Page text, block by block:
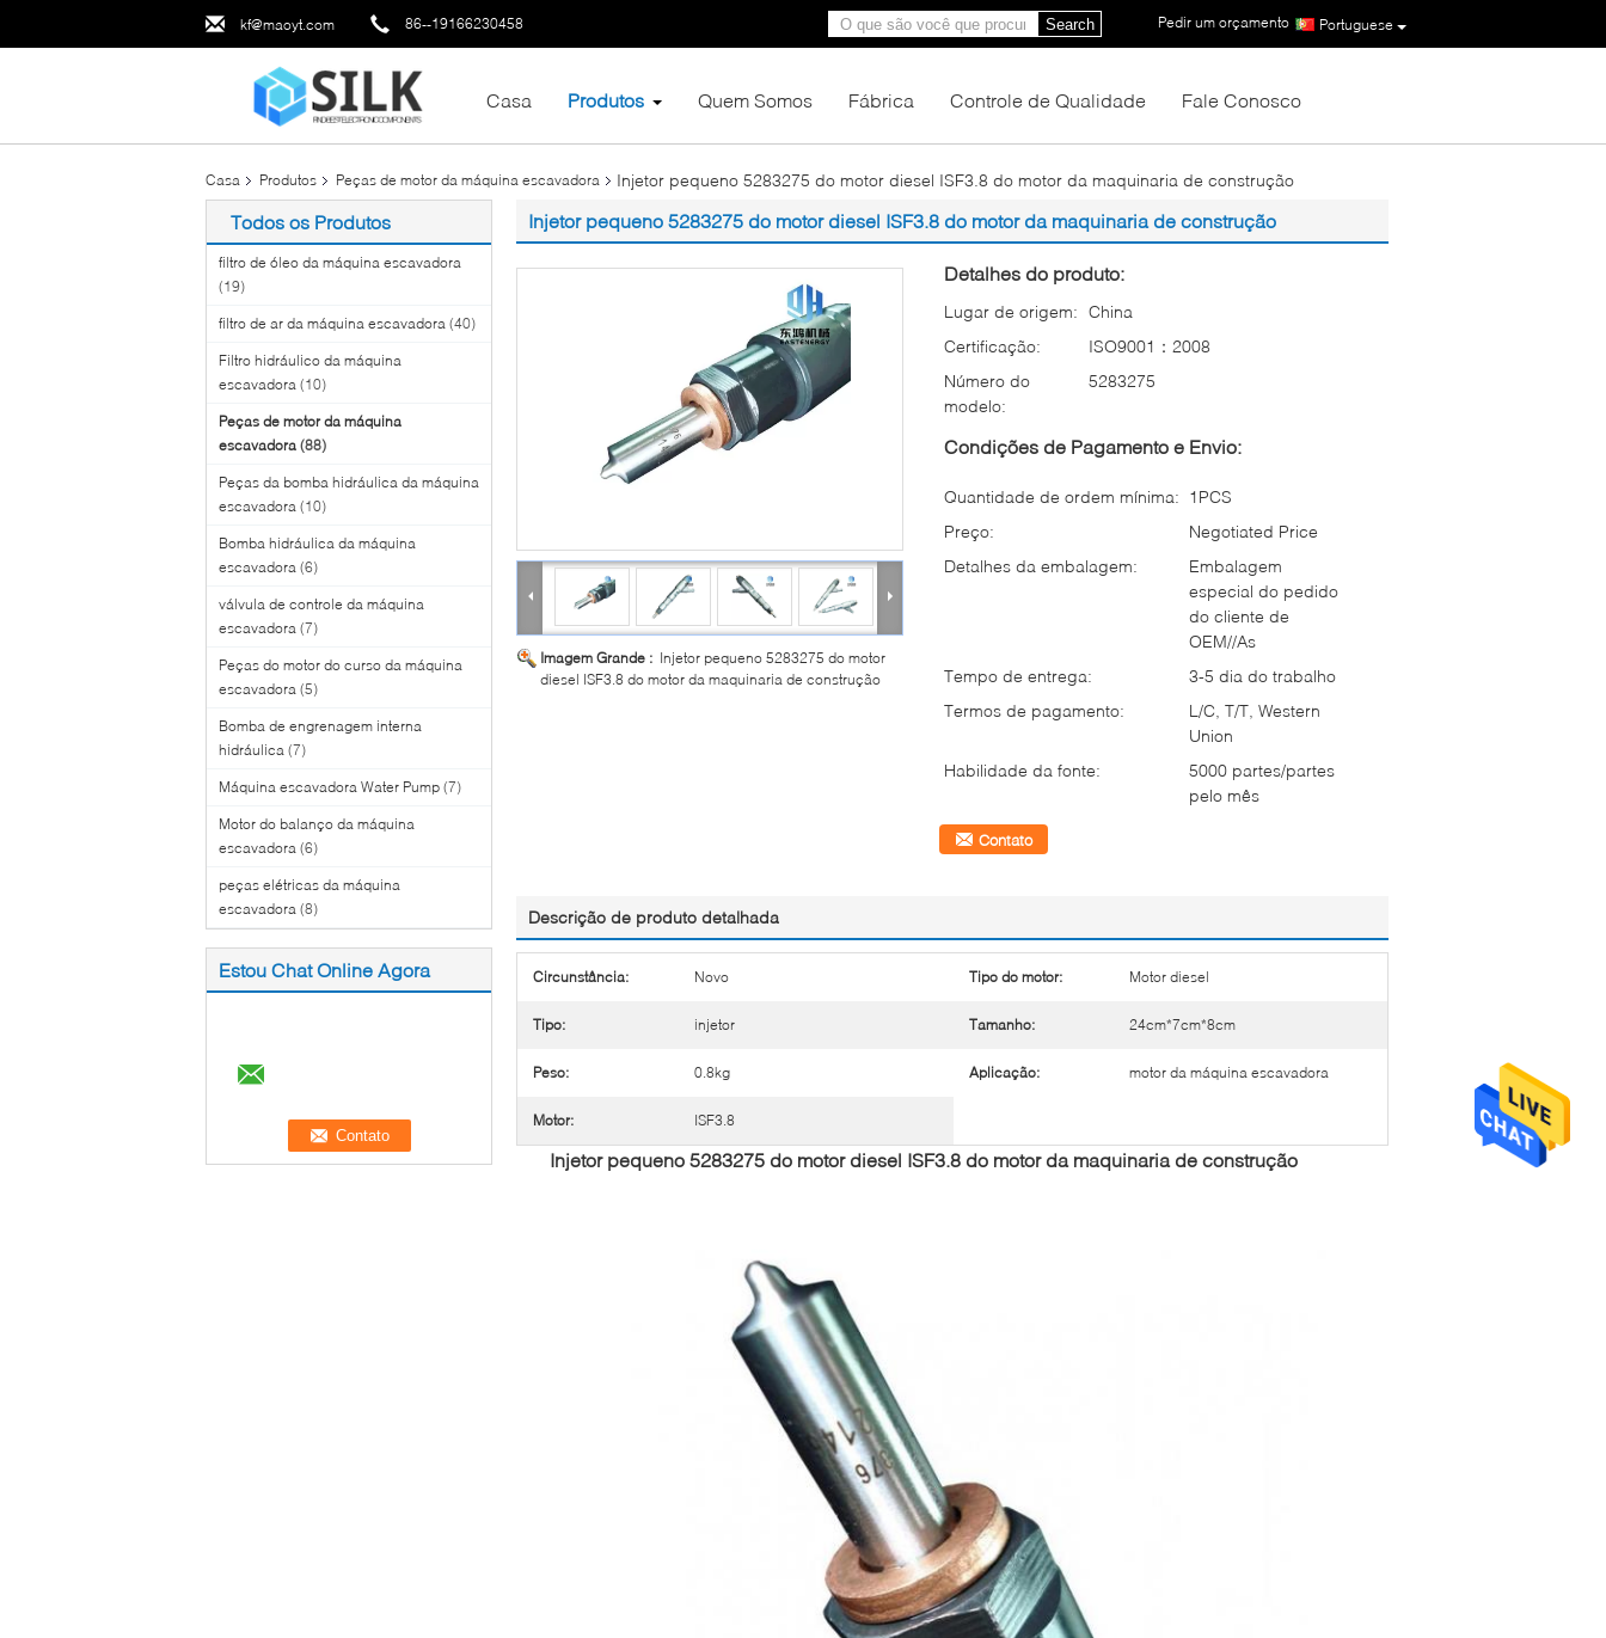
kf@maoyt.com 86--19166230458 Portuguese
Pedir um orçamento |
Search
Casa Produtos Quem Somos Fábrica Controle de Qualidade Fale Conosco
Casa Produtos Peças de motor da máquina escavadora Injetor pequeno 5283275 do motor diesel ISF3.8 do motor da maquinaria de construção
Todos os Produtos
filtro de óleo da máquina escavadora
(19)
filtro de ar da máquina escavadora (40)
Filtro hidráulico da máquina
escavadora (10)
Peças de motor da máquina
escavadora (88)
Peças da bomba hidráulica da máquina
escavadora (10)
Bomba hidráulica da máquina
escavadora (6)
válvula de controle da máquina
escavadora (7)
Peças do motor do curso da máquina
escavadora (5)
Bomba de engrenagem interna
hidráulica (7)
Máquina escavadora Water Pump (7)
Motor do balanço da máquina
escavadora (6)
peças elétricas da máquina
escavadora (8)
Estou Chat Online Agora
Injetor pequeno 5283275 do motor diesel ISF3.8 do motor da maquinaria de construção
Imagem Grande : Injetor pequeno 5283275 do motor
diesel ISF3.8 do motor da maquinaria de construção
Detalhes do produto:
Lugar de origem: China
Certificação:
ISO9001：2008
Número do
modelo:
5283275
Condições de Pagamento e Envio:
Quantidade de ordem mínima: 1PCS
Preço:
Negotiated Price
Detalhes da embalagem:
Embalagem
especial do pedido
do cliente de
OEM//As
Tempo de entrega:
3-5 dia do trabalho
Termos de pagamento:
L/C, T/T, Western
Union
Habilidade da fonte:
5000 partes/partes
pelo mês
Contato
Descrição de produto detalhada
Circunstância: Novo Tipo do motor: Motor diesel
Tipo: injetor Tamanho: 24cm*7cm*8cm
Peso: 0.8kg Aplicação: motor da máquina escavadora
Motor: ISF3.8
Injetor pequeno 5283275 do motor diesel ISF3.8 do motor da maquinaria de construção